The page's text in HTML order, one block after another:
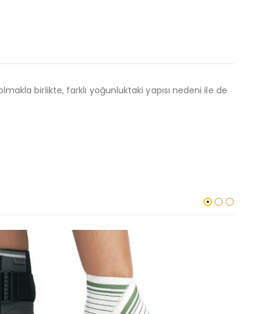
birlikte, farklı yoğunluktaki yapısı nedeni ile de